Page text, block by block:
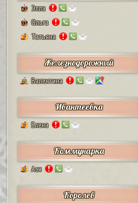
63 Элла
55 Ольга
7 Татьяна
Железнодорожный
17 Валентина
Ивантеевка
9 Елена
Коммунарка
8 Ася
Королев